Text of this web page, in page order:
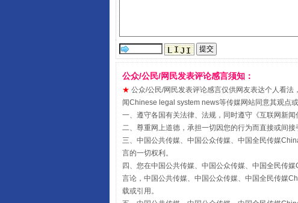
受贿1.44亿！段成刚被判无期
公众/公民/网民发表评论感言须知：
★ 公众/公民/网民发表评论感言仅供网友表达个人看
闻Chinese legal system news等传媒网站同意其观点
一、遵守各国有关法律、法规，同时遵守《互联网新闻
二、尊重网上道德，承担一切因您的行为而直接或间接
三、中国公共传媒、中国公众传媒、中国全民传媒
言的一切权利。
四、您在中国公共传媒、中国公众传媒、中国全民传
言论，中国公共传媒、中国公众传媒、中国全民传媒
载或引用。